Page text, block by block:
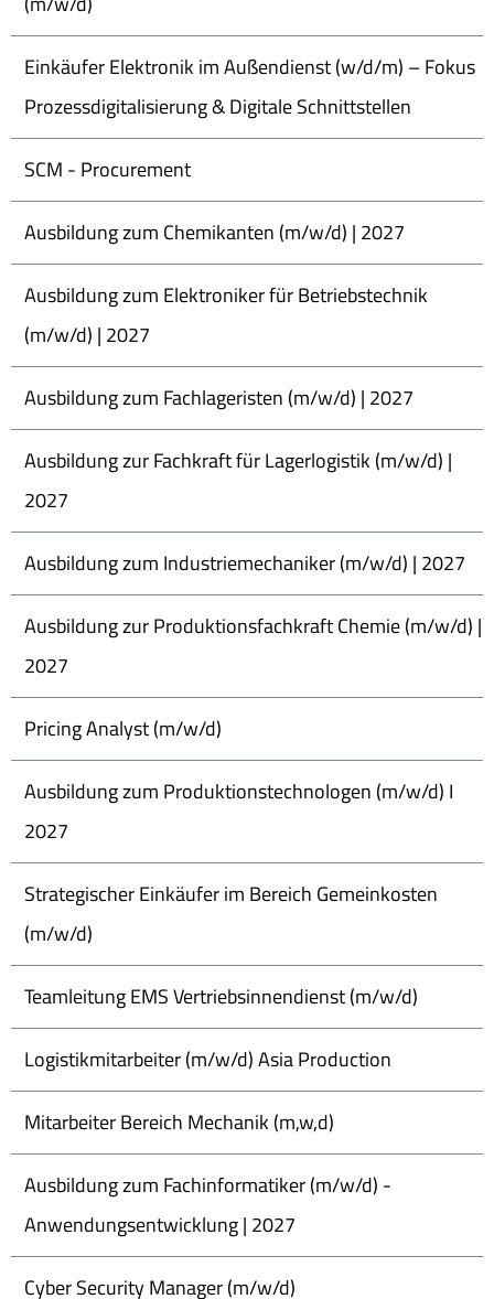
Einkäufer Elektronik im Außendienst (w/d/m) – Fokus
Prozessdigitalisierung & Digitale Schnittstellen
SCM - Procurement
Ausbildung zum Chemikanten (m/w/d) | 2027
Ausbildung zum Elektroniker für Betriebstechnik
(m/w/d) | 2027
Ausbildung zum Fachlageristen (m/w/d) | 2027
Ausbildung zur Fachkraft für Lagerlogistik (m/w/d) |
2027
Ausbildung zum Industriemechaniker (m/w/d) | 2027
Ausbildung zur Produktionsfachkraft Chemie (m/w/d) |
2027
Pricing Analyst (m/w/d)
Ausbildung zum Produktionstechnologen (m/w/d) I
2027
Strategischer Einkäufer im Bereich Gemeinkosten
(m/w/d)
Teamleitung EMS Vertriebsinnendienst (m/w/d)
Logistikmitarbeiter (m/w/d) Asia Production
Mitarbeiter Bereich Mechanik (m,w,d)
Ausbildung zum Fachinformatiker (m/w/d) -
Anwendungsentwicklung | 2027
Cyber Security Manager (m/w/d)